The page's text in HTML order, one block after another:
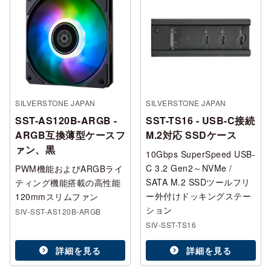
SILVERSTONE JAPAN
SST-AS120B-ARGB -
ARGB互換薄型ケースフ
ァン、黒
PWM機能およびARGBライ
ティング機能搭載の高性能
120mmスリムファン
SIV-SST-AS120B-ARGB
詳細を見る
SILVERSTONE JAPAN
SST-TS16 - USB-C接続
M.2対応 SSDケース
10Gbps SuperSpeed USB-
C 3.2 Gen2～NVMe /
SATA M.2 SSDツールフリ
ー外付けドッキングステー
ション
SIV-SST-TS16
詳細を見る